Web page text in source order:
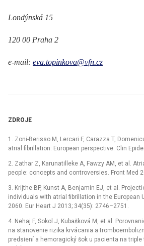
Londýnská 15
120 00 Praha 2
e-mail: eva.topinkova@vfn.cz
ZDROJE
1. Zoni-Berisso M, Lercari F, Carazza T,
atrial fibrillation: European perspective. Clin
2. Zathar Z, Karunatilleke A, Fawzy AM, et al.
people: concepts and controversies. Front Med
3. Krijthe BP, Kunst A, Benjamin EJ, et al.
individuals with atrial fibrillation in the European
2060. Eur Heart J 2013; 34(35): 2746–2751.
4. Nehaj F, Sokol J, Kubašková M, et al.
na stanovenie rizika krvácania a
predsiení a hemoragický šok u pacienta na triple